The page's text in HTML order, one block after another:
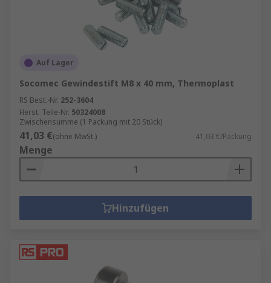
Auf Lager
Socomec Gewindestift M8 x 40 mm, Thermoplast
RS Best.-Nr. 252-3604
Herst. Teile-Nr. 50324008
Zwischensumme (1 Packung mit 20 Stück)
41,03 €(ohne MwSt.) 41,03 €/Packung
Menge
Hinzufügen